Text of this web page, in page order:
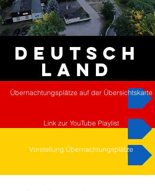
DEUTSCH
LAND
Übernachtungsplätze auf der Übersichtskarte
Link zur YouTube Playlist
Vorstellung Übernachtungsplätze